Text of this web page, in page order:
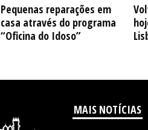
Pequenas reparações em
casa através do programa
“Oficina do Idoso”
MAIS NOTÍCIAS